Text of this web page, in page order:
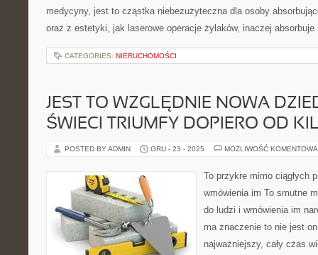
medycyny, jest to cząstka niebezużyteczna dla osoby
oraz z estetyki, jak laserowe operacje żylaków, inaczej
CATEGORIES: NIERUCHOMOŚCI
JEST TO WZGLĘDNIE NOWA
ŚWIECI TRIUMFY DOPIERO OD
POSTED BY ADMIN GRU - 23 - 2025 MOŻLIWOŚĆ
To przykre mimo ciągłych
wmówienia im To smutne
do ludzi i wmówienia im
ma znaczenie to nie jest
najważniejszy, cały czas